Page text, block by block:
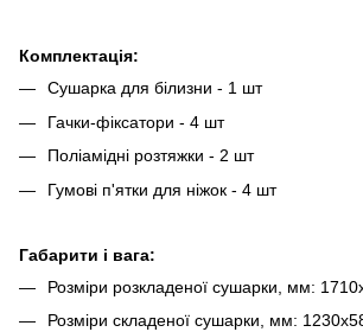
Комплектація:
Сушарка для білизни - 1 шт
Гачки-фіксатори - 4 шт
Поліамідні розтяжки - 2 шт
Гумові п'ятки для ніжок - 4 шт
Габарити і вага:
Розміри розкладеної сушарки, мм:
Розміри складеної сушарки, мм: